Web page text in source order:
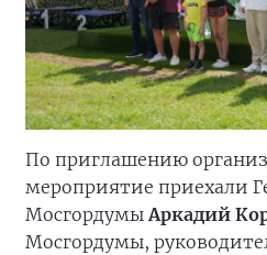
По приглашению
мероприятие приехали
МосгордумыАркадий
Мосгордумы,